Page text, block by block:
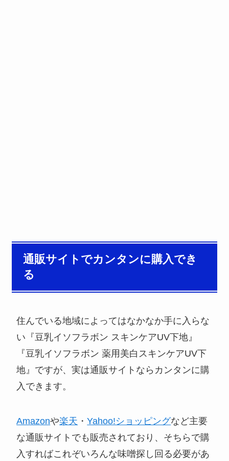
通販サイトでカンタンに購入でき
る
住んでいる地域によってはなかなか手に入らな
い『豆乳イソフラボン スキンケアUV下地』
『豆乳イソフラボン 薬用美白スキンケアUV下
地』ですが、実は通販サイトならカンタンに購
入できます。
Amazonや楽天 ・Yahoo!ショッピングなど主要
な通販サイトでも販売されており、そちらで購
入すればこれぞいろんな味噌探し回る必要があ